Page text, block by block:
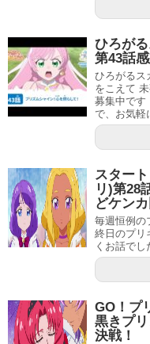
引用元：スタートゥイ
ひろが
第43話
ひろがるス
をこえて
募集中です
で、お気軽
スター
リ)第28
どケン
毎週恒例の
終日のプリ
くお話でし
GO！プ
黒きプ
決戦！